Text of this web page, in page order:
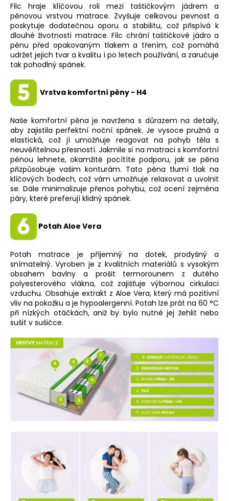
Filc hraje klíčovou roli mezi taštičkovým jádrem a
pěnovou vrstvou matrace. Zvyšuje celkovou pevnost a
poskytuje dodatečnou oporu a stabilitu, což přispívá k
dlouhé životnosti matrace. Filc chrání taštičkové jádro a
pěnu před opakovaným tlakem a třením, což pomáhá
udržet jejich tvar a kvalitu i po letech používání, a zaručuje
tak pohodlný spánek.
Vrstva komfortní pěny - H4
Naše komfortní pěna je navržena s důrazem na detaily,
aby zajistila perfektní noční spánek. Je vysoce pružná a
elastická, což jí umožňuje reagovat na pohyb těla s
neuvěřitelnou přesností. Jakmile si na matraci s komfortní
pěnou lehnete, okamžitě pocítíte podporu, jak se pěna
přizpůsobuje vašim konturám. Tato pěna tlumí tlak na
klíčových bodech, což vám umožňuje relaxovat a uvolnit
se. Dále minimalizuje přenos pohybu, což ocení zejména
páry, které preferují klidný spánek.
Potah Aloe Vera
Potah matrace je příjemný na dotek, prodyšný a
snímatelný. Vyroben je z kvalitních materiálů s vysokým
obsahem bavlny a prošit termorounem z dutého
polyesterového vlákna, což zajišťuje výbornou cirkulaci
vzduchu. Obsahuje extrakt z Aloe Vera, který má pozitivní
vliv na pokožku a je hypoalergenní. Potah lze prát na 60 °C
při nízkých otáčkách, aniž by bylo nutné jej žehlit nebo
sušit v sušičce.